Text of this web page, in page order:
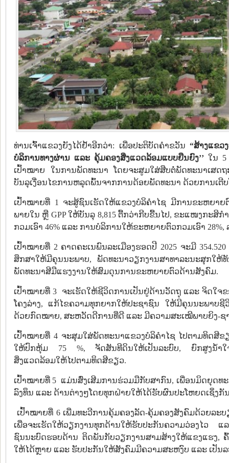
ທ່ານເຈົ້າແຂວງຍັງໄດ້ຢ້ຳອີກວ່າ: ເພື່ອປະຕິບັດຄຳຂວັນ“ສ້າງແຂວ
ບໍລິການທາງຜ່ານ ແລະ ຄຸ້ມຄອງສີ່ງແວດລ້ອມແບບຍືນຍົງ’’ ໃນ 5
ເປົ້າໝາຍ ໃນການພັດທະນາ ໂດຍຈະສູມໃສ່ສືບຕໍ່ພັດທະນາເສດ
ບັນລຸເງື່ອນໄຂການຫລຸດພົ້ນຈາກການດ້ອຍພັດທະນາ ດ້ວຍການເຕີ
ເປົ້າໝາຍທີ່ 1 ຈະສູ້ຊົນເຮັດໃຫ້ແຂວງບໍລິຄໍາໄຊ ມີການຂະຫຍາຍ
ພາຍໃນ ຫຼື GPP ໃຫ້ບັນລຸ 8,815 ຕື້ກວ່າກີບຂື້ນໄປ, ຂະແໜງກະສິ
ກວມເອົາ 46% ແລະ ການບໍລິການໃຫ້ຂະຫຍາຍຕົວກວມເອົາ 28%,
ເປົ້າໝາຍທີ່ 2 ຄາດຄະເນພົນລະເມືອງຮອດປີ 2025 ຈະມີ
ສຶກສາໃຫ້ມີຄຸນນະພາບ, ພັດທະນາວຽກງານສາທາລະນະສຸກໃ
ພັດທະນາສີມືແຮງງານໃຫ້ສົມດຸນການຂະຫຍາຍຕົວດ້ານສັງຄົມ.
ເປົ້າໝາຍທີ່ 3 ຈະເຮັດໃຫ້ຊີວິດການເປັນຢູ່ດ້ານວັດຖຸ ແລະ ຈິດໃ
ໂຄງລ່າງ, ແກ້ໄຂຄວາມທຸກຍາກໃຫ້ປະຊາຊົນ ໃຫ້ມີຄຸນນະພາບຊີ
ດ້ວຍກົດໝາຍ, ສະຫວັດດີການທີ່ດີ ແລະ ມີຄວາມສະເໝີພາບຍິງ-ຊ
ເປົ້າໝາຍທີ່ 4 ຈະສຸມໃສ່ພັດທະນາແຂວງບໍລິຄໍາໄຊ ໄປຕາມທິດສີ
ໃຫ້ປົກຫຸ້ມ 75 %, ຈັດສັນທີດິນໃຫ້ເປັນລະບົບ, ຍົກສູງນໍ້າໃ
ສິ່ງແວດລ້ອມໃຫ້ໄປຕາມທິດສີຂຽວ.
ເປົ້າໝາຍທີ່ 5 ແມ່ນສົ່ງເສີມການຮ່ວມມືກັບສາກົນ, ເພື່ອນມິດຍຸດທ
ລົງທຶນ ແລະ ດ້ານຕ່າງໆໂດຍທຸກຝ່າຍໃຫ້ໄດ້ຮັບຜົນປະໂຫຍດເຊິ່ງກັ
ເປົ້າໝາຍທີ່ 6 ເພີ່ມທະວີການຄຸ້ມຄອງລັດ-ຄຸ້ມຄອງສັງຄົມດ້ວຍລ
ເພື່ອຈະເຮັດໃຫ້ວຽກງານທຸກດ້ານໃຫ້ຮັບປະກັນຄວາມວ່ອງໄວ
ຊົນນະບົດຮອບດ້ານ ຕິດພັນກັບວຽກງານສາມສ້າງໃຫ້ແຂງແຮງ,
ໃຫ້ໄດ້ຫຼາຍ ແລະ ຮັບປະກັນໃຫ້ສັງຄົມມີຄວາມສະຫງົບ ແລະ ເປັນ